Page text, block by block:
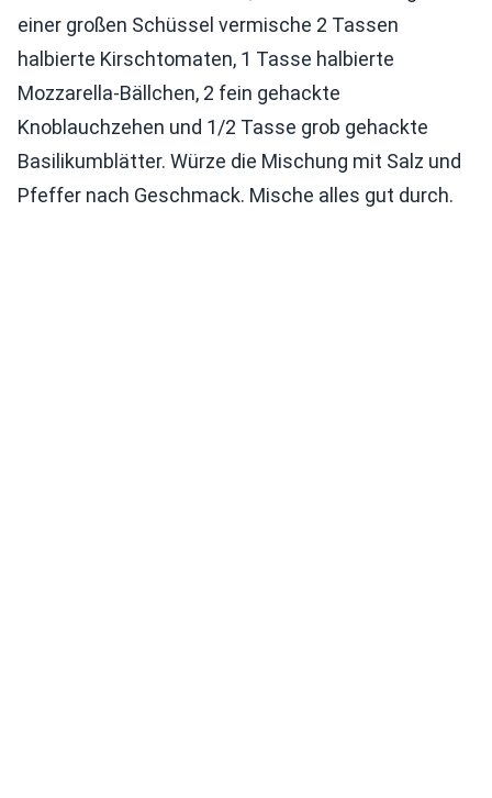
einer großen Schüssel vermische 2 Tassen
halbierte Kirschtomaten, 1 Tasse halbierte
Mozzarella-Bällchen, 2 fein gehackte
Knoblauchzehen und 1/2 Tasse grob gehackte
Basilikumblätter. Würze die Mischung mit Salz und
Pfeffer nach Geschmack. Mische alles gut durch.